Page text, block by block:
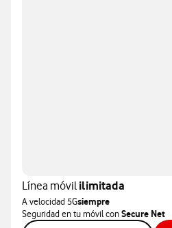
Línea móvililimitada
A velocidad 5Gsiempre
Seguridad en tu móvil conSecure Net